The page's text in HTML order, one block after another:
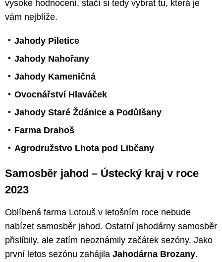
vysoké hodnocení, stačí si tedy vybrat tu, která je
vám nejblíže.
Jahody Piletice
Jahody Nahořany
Jahody Kameničná
Ovocnářství Hlaváček
Jahody Staré Ždánice a Podůlšany
Farma Drahoš
Agrodružstvo Lhota pod Libčany
Samosběr jahod – Ústecký kraj v roce
2023
Oblíbená farma Lotouš v letošním roce nebude
nabízet samosběr jahod. Ostatní jahodárny samosběr
přislíbily, ale zatím neoznámily začátek sezóny. Jako
první letos sezónu zahájila Jahodárna Brozany.